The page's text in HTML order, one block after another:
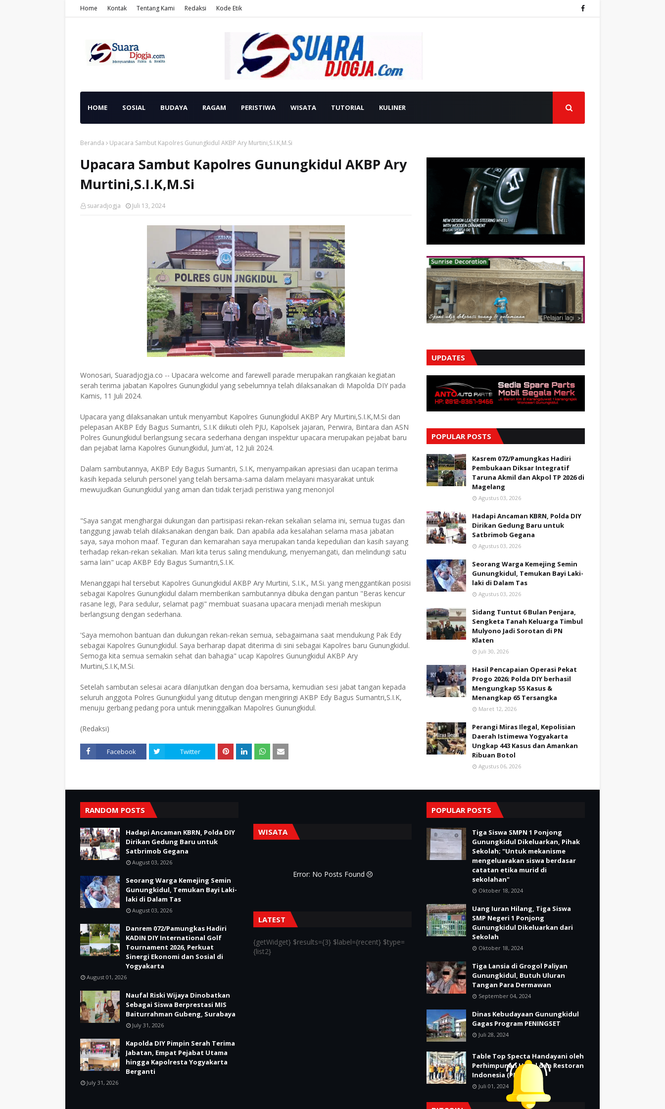
Home Kontak Tentang Kami Redaksi Kode Etik
HOME SOSIAL BUDAYA RAGAM PERISTIWA WISATA TUTORIAL KULINER
Beranda Upacara Sambut Kapolres Gunungkidul AKBP Ary Murtini,S.I.K,M.Si
Upacara Sambut Kapolres Gunungkidul AKBP Ary
Murtini,S.I.K,M.Si
suaradjogja Juli 13, 2024
Wonosari, Suaradjogja.co -- Upacara welcome and farewell parade merupakan rangkaian kegiatan
serah terima jabatan Kapolres Gunungkidul yang sebelumnya telah dilaksanakan di Mapolda DIY pada
Kamis, 11 Juli 2024.
Upacara yang dilaksanakan untuk menyambut Kapolres Gunungkidul AKBP Ary Murtini,S.I.K,M.Si dan
pelepasan AKBP Edy Bagus Sumantri, S.I.K diikuti oleh PJU, Kapolsek jajaran, Perwira, Bintara dan ASN
Polres Gunungkidul berlangsung secara sederhana dengan inspektur upacara merupakan pejabat baru
dan pejabat lama Kapolres Gunungkidul, Jum'at, 12 Juli 2024.
Dalam sambutannya, AKBP Edy Bagus Sumantri, S.I.K, menyampaikan apresiasi dan ucapan terima
kasih kepada seluruh personel yang telah bersama-sama dalam melayani masyarakat untuk
mewujudkan Gunungkidul yang aman dan tidak terjadi peristiwa yang menonjol
"Saya sangat menghargai dukungan dan partisipasi rekan-rekan sekalian selama ini, semua tugas dan
tanggung jawab telah dilaksanakan dengan baik. Dan apabila ada kesalahan selama masa jabatan
saya, saya mohon maaf. Teguran dan kemarahan saya merupakan tanda kepedulian dan kasih sayang
terhadap rekan-rekan sekalian. Mari kita terus saling mendukung, menyemangati, dan melindungi satu
sama lain" ucap AKBP Edy Bagus Sumantri,S.I.K.
Menanggapi hal tersebut Kapolres Gunungkidul AKBP Ary Murtini, S.I.K., M.Si. yang menggantikan posisi
sebagai Kapolres Gunungkidul dalam memberikan sambutannya dibuka dengan pantun "Beras kencur
rasane legi, Para sedulur, selamat pagi" membuat suasana upacara menjadi meriah meskipun
berlangsung dengan sederhana.
'Saya memohon bantuan dan dukungan rekan-rekan semua, sebagaimana saat mendukung Pak Edy
sebagai Kapolres Gunungkidul. Saya berharap dapat diterima di sini sebagai Kapolres baru Gunungkidul.
Semoga kita semua semakin sehat dan bahagia" ucap Kapolres Gunungkidul AKBP Ary
Murtini,S.I.K,M.Si.
Setelah sambutan selesai acara dilanjutkan dengan doa bersama, kemudian sesi jabat tangan kepada
seluruh anggota Polres Gunungkidul yang ditutup dengan mengiringi AKBP Edy Bagus Sumantri,S.I.K,
menuju gerbang pedang pora untuk meninggalkan Mapolres Gunungkidul.
(Redaksi)
Facebook Twitter
UPDATES
POPULAR POSTS
Kasrem 072/Pamungkas Hadiri
Pembukaan Diksar Integratif
Taruna Akmil dan Akpol TP 2026 di
Magelang
Agustus 03, 2026
Hadapi Ancaman KBRN, Polda DIY
Dirikan Gedung Baru untuk
Satbrimob Gegana
Agustus 03, 2026
Seorang Warga Kemejing Semin
Gunungkidul, Temukan Bayi Laki-
laki di Dalam Tas
Agustus 03, 2026
Sidang Tuntut 6 Bulan Penjara,
Sengketa Tanah Keluarga Timbul
Mulyono Jadi Sorotan di PN
Klaten
Juli 30, 2026
Hasil Pencapaian Operasi Pekat
Progo 2026; Polda DIY berhasil
Mengungkap 55 Kasus &
Menangkap 65 Tersangka
Maret 12, 2026
Perangi Miras Ilegal, Kepolisian
Daerah Istimewa Yogyakarta
Ungkap 443 Kasus dan Amankan
Ribuan Botol
Agustus 06, 2026
RANDOM POSTS
Hadapi Ancaman KBRN, Polda DIY
Dirikan Gedung Baru untuk
Satbrimob Gegana
August 03, 2026
Seorang Warga Kemejing Semin
Gunungkidul, Temukan Bayi Laki-
laki di Dalam Tas
August 03, 2026
Danrem 072/Pamungkas Hadiri
KADIN DIY International Golf
Tournament 2026, Perkuat
Sinergi Ekonomi dan Sosial di
Yogyakarta
August 01, 2026
Naufal Riski Wijaya Dinobatkan
Sebagai Siswa Berprestasi MIS
Baiturrahman Gubeng, Surabaya
July 31, 2026
Kapolda DIY Pimpin Serah Terima
Jabatan, Empat Pejabat Utama
hingga Kapolresta Yogyakarta
Berganti
July 31, 2026
WISATA
Error: No Posts Found
LATEST
{getWidget} $results={3} $label={recent} $type=
{list2}
POPULAR POSTS
Tiga Siswa SMPN 1 Ponjong
Gunungkidul Dikeluarkan, Pihak
Sekolah; "Untuk mekanisme
mengeluarakan siswa berdasar
catatan etika murid di
sekolahan"
Oktober 18, 2024
Uang Iuran Hilang, Tiga Siswa
SMP Negeri 1 Ponjong
Gunungkidul Dikeluarkan dari
Sekolah
Oktober 18, 2024
Tiga Lansia di Grogol Paliyan
Gunungkidul, Butuh Uluran
Tangan Para Dermawan
September 04, 2024
Dinas Kebudayaan Gunungkidul
Gagas Program PENINGSET
Juli 28, 2024
Table Top Specta Handayani oleh
Perhimpunan Hotel dan Restoran
Indonesia (PHRI)
Juli 01, 2024